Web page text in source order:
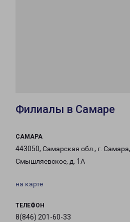
Филиалы в Самаре
САМАРА
443050, Самарская обл., г.
Смышляевское, д. 1А
на карте
ТЕЛЕФОН
8(846) 201-60-33